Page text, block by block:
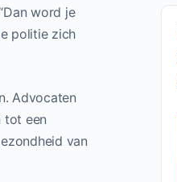
word je
politie zich
Advocaten
tot een
van